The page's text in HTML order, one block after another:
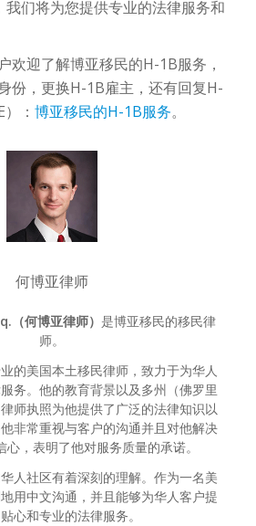
们将为您提供专业的法律服务和
欢迎了解博亚移民的H-1B服务，
份，更换H-1B雇主，还有回复H-
： 博亚移民的H-1B服务。
何博亚律师
何博亚律师） 是博亚移民的移民律
师。
的美国本土移民律师，致力于为华人
务。他的教育背景以及多州（佛罗里
师执照为他提供了广泛的法律知识以
非常重视与客户的沟通并且对他解决
心，表明了他对服务质量的承诺。
人社区有着深刻的理解。作为一名美
用中文沟通，并且能够为华人客户提
心和专业的法律服务。